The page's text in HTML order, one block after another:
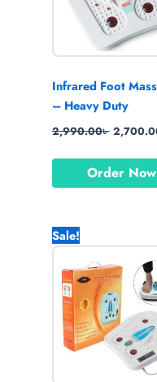
Infrared Foot
– Heavy Duty
2,990.00৳
Order Now
Sale!
price